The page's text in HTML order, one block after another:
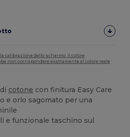
calibrazione dello schermo, il colore
non corrispondere esattamente al colore reale
cotone con finitura Easy Care
e orlo sagomato per una
e funzionale taschino sul